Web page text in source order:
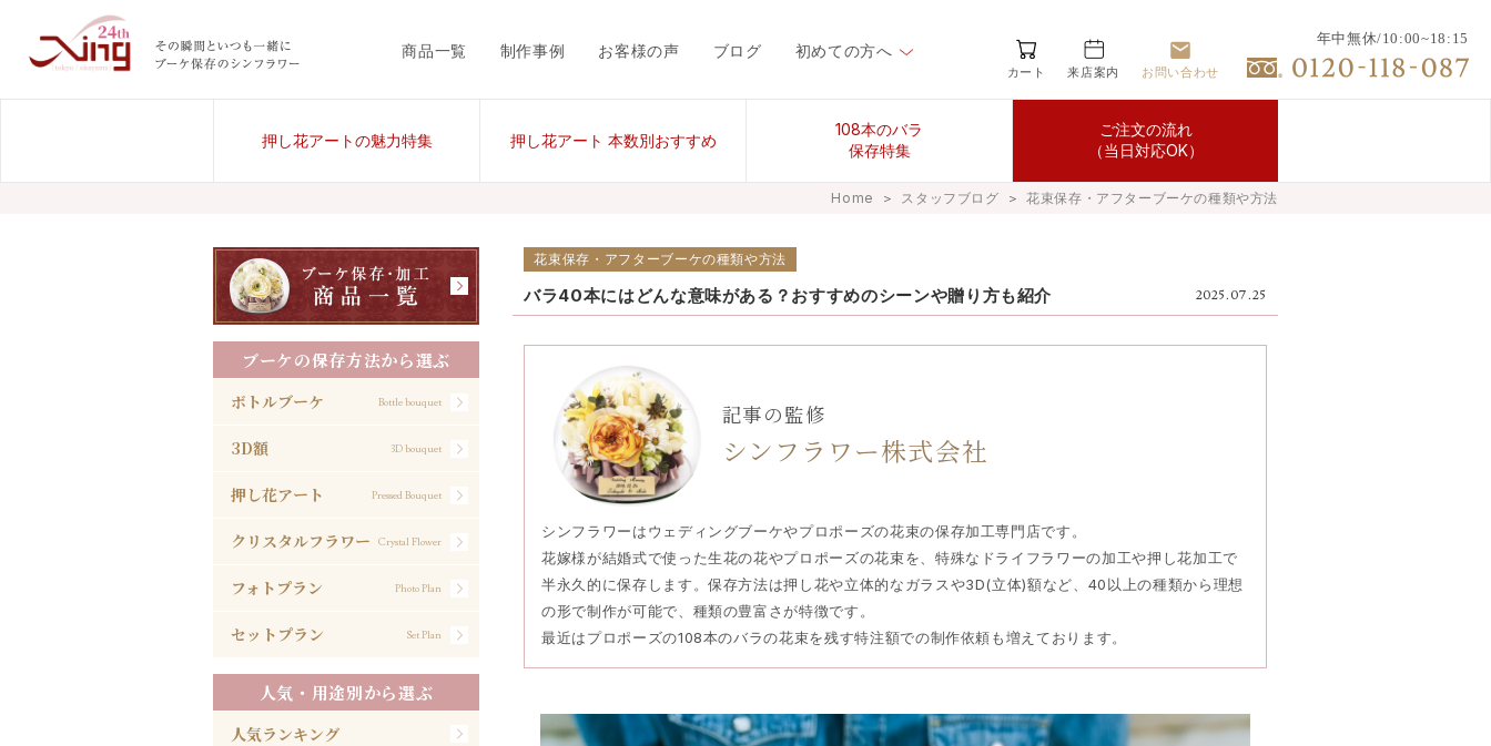
商品一覧 制作事例 お客様の声 ブログ 初めての方へ
カート 来店案内 お問い合わせ
年中無休/10:00~18:15
押し花アートの魅力特集 押し花アート 本数別おすすめ
108本のバラ
保存特集
ご注文の流れ
（当日対応OK）
Home ＞ スタッフブログ ＞ 花束保存・アフターブーケの種類や方法
花束保存・アフターブーケの種類や方法
2025.07.25
バラ40本にはどんな意味がある？おすすめのシーンや贈り方も紹介
記事の監修
シンフラワー株式会社
シンフラワーはウェディングブーケやプロポーズの花束の保存加工専門店です。
花嫁様が結婚式で使った生花の花やプロポーズの花束を、特殊なドライフラワーの加工や押し花加工で
半永久的に保存します。保存方法は押し花や立体的なガラスや3D(立体)額など、40以上の種類から理想
の形で制作が可能で、種類の豊富さが特徴です。
最近はプロポーズの108本のバラの花束を残す特注額での制作依頼も増えております。
ブーケの保存方法から選ぶ
ボトルブーケ Bottle bouquet
3D額 3D bouquet
押し花アート Pressed Bouquet
クリスタルフラワー Crystal Flower
フォトプラン Photo Plan
セットプラン Set Plan
人気・用途別から選ぶ
人気ランキング